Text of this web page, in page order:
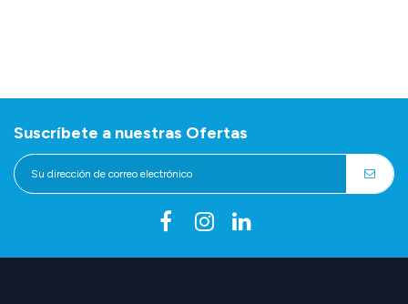
Suscríbete a nuestras Ofertas